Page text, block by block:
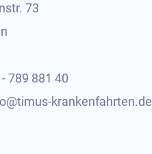
73
789 881 40
krankenfahrten.de